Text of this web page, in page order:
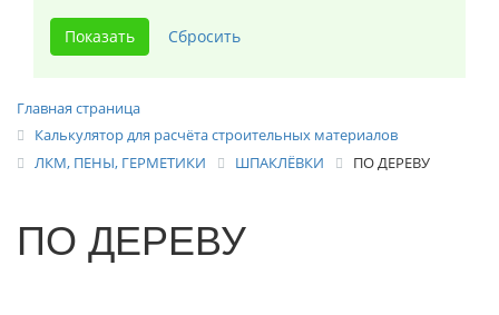
Главная страница
Калькулятор для расчёта строительных материалов
ЛКМ, ПЕНЫ, ГЕРМЕТИКИ
ШПАКЛЁВКИ ПО ДЕРЕВУ
ПО ДЕРЕВУ